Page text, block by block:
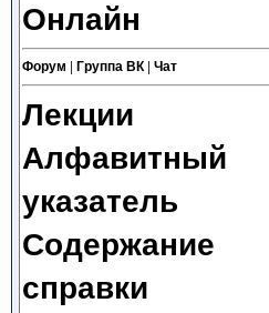
Онлайн
Форум Группа ВК| Чат
Лекции
Алфавитный
указатель
Содержание
справки